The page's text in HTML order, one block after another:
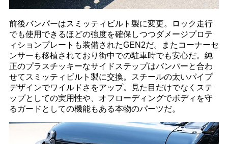
前後バンパーはスミッティビルト製に変更。ロック走行
でも使用できるほどの強度を確保しつつダメージプロテ
ィションプレートも装備されたGEN2だ。またコーナーセ
ンサーも移植されており街中での駐車時でも安心だ。純
正のプラスチッキーなサイドステップはバンパーと合わ
せてスミッティビルト製に交換。スチールの太いパイプ
デザインでワイルドさをアップ。見た目だけでなくステ
ップとしての実用性や、オフローディングでボディを守
るガードとしての機能もある本物のパーツだ。